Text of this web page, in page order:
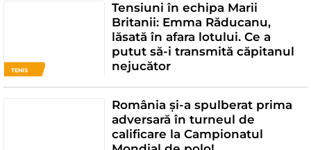
TENIS
Tensiuni în echipa Marii
Britanii: Emma Răducanu,
lăsată în afara lotului. Ce a
putut să-i transmită căpitanul
nejucător
România și-a spulberat prima
adversară în turneul de
calificare la Campionatul